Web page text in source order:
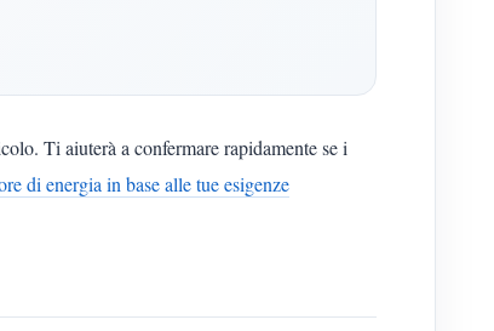
Ti aiuterà a confermare rapidamente se i
di energia in base alle tue esigenze